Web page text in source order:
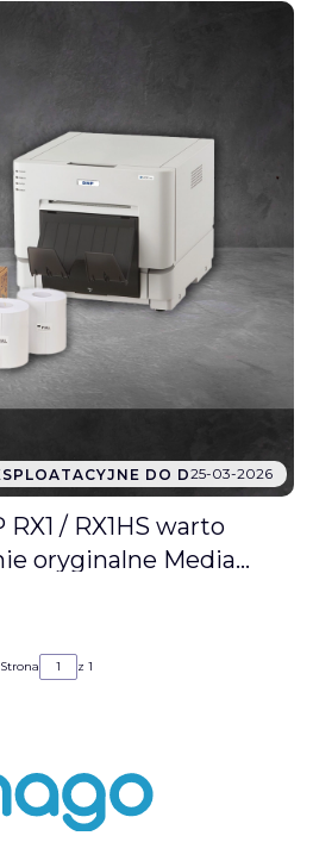
EKSPLOATACYJNE DO D25-03-2026
/ RX1HS warto
oryginalne Media
Strona z 1